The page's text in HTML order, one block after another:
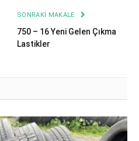
SONRAKI MAKALE
750 – 16 Yeni Gelen Çıkma
Lastikler